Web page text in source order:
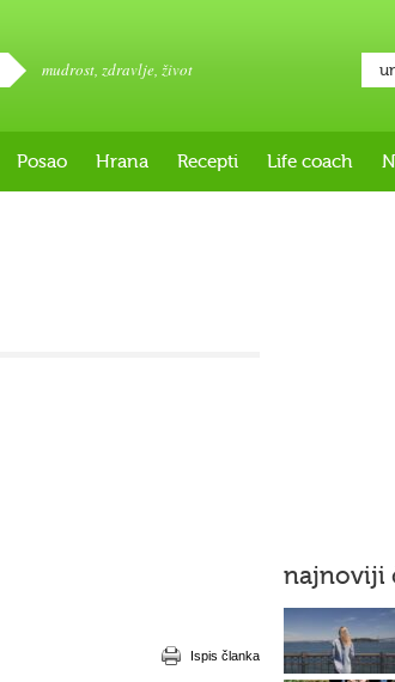
mudrost, zdravlje, život
Posao Hrana Recepti Life coach
Ispis članka
najnoviji